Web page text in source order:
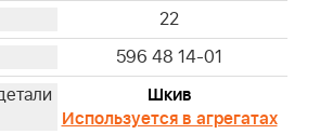
22
596 48 14-01
Шкив
Используется в агрегатах